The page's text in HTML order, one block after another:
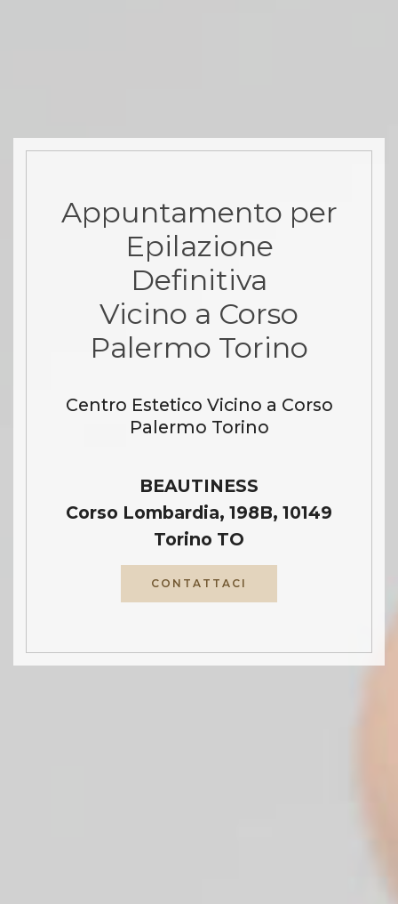
Appuntamento per
Epilazione
Definitiva
Vicino a Corso
Palermo Torino
Centro Estetico Vicino a Corso
Palermo Torino
BEAUTINESS
Corso Lombardia, 198B, 10149
Torino TO
CONTATTACI